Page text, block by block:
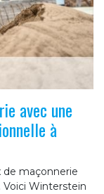
avec une
à
de maçonnerie
Voici Winterstein